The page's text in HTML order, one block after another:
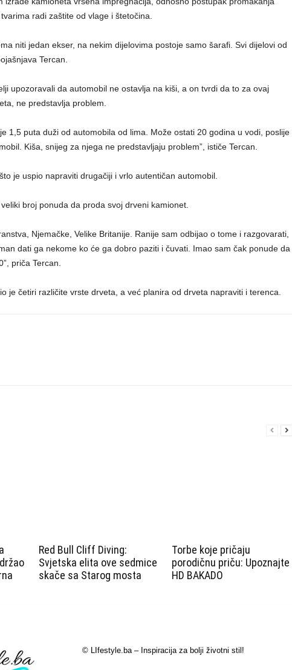
radi zaštite od vlage i štetočina.
niti jedan ekser, na nekim dijelovima postoje samo šarafi. Svi dijelovi od
Tercan.
upozoravali da automobil ne ostavlja na kiši, a on tvrdi da to za ovaj
ne predstavlja problem.
1,5 puta duži od automobila od lima. Može ostati 20 godina u vodi, poslije
Kiša, snijeg za njega ne predstavljaju problem”, ističe Tercan.
je uspio napraviti drugačiji i vrlo autentičan automobil.
broj ponuda da proda svoj drveni kamionet.
Njemačke, Velike Britanije. Ranije sam odbijao o tome i razgovarati,
dati ga nekome ko će ga dobro paziti i čuvati. Imao sam čak ponude da
priča Tercan.
je četiri različite vrste drveta, a već planira od drveta napraviti i terenca.
Red Bull Cliff Diving:
Svjetska elita ove sedmice
skače sa Starog mosta
Torbe koje pričaju
porodičnu priču: Upoznajte
HD BAKADO
© LIfestyle.ba – Inspiracija za bolji životni stil!